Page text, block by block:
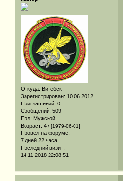
Откуда: Витебск
Зарегистрирован: 10.06.2012
Приглашений: 0
Сообщений: 509
Пол: Мужской
Возраст: 47 [1979-06-01]
Провел на форуме:
7 дней 22 часа
Последний визит:
14.11.2018 22:08:51